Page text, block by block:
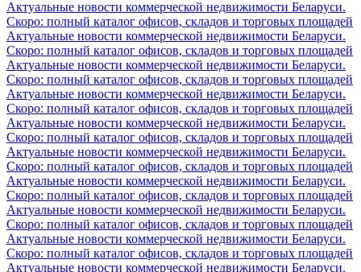
Актуальные новости коммерческой недвижимости Беларуси.
Скоро: полный каталог офисов, складов и торговых площадей
Актуальные новости коммерческой недвижимости Беларуси.
Скоро: полный каталог офисов, складов и торговых площадей
Актуальные новости коммерческой недвижимости Беларуси.
Скоро: полный каталог офисов, складов и торговых площадей
Актуальные новости коммерческой недвижимости Беларуси.
Скоро: полный каталог офисов, складов и торговых площадей
Актуальные новости коммерческой недвижимости Беларуси.
Скоро: полный каталог офисов, складов и торговых площадей
Актуальные новости коммерческой недвижимости Беларуси.
Скоро: полный каталог офисов, складов и торговых площадей
Актуальные новости коммерческой недвижимости Беларуси.
Скоро: полный каталог офисов, складов и торговых площадей
Актуальные новости коммерческой недвижимости Беларуси.
Скоро: полный каталог офисов, складов и торговых площадей
Актуальные новости коммерческой недвижимости Беларуси.
Скоро: полный каталог офисов, складов и торговых площадей
Актуальные новости коммерческой недвижимости Беларуси.